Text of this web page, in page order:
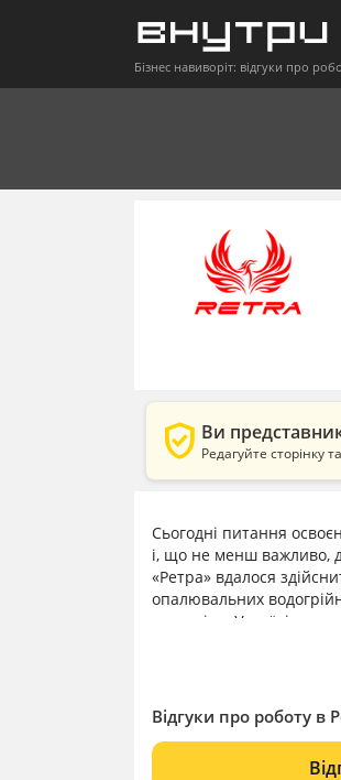
Бізнес навиворіт: відгуки про
verified_user Ви
Редагуйте сторінку
Сьогодні питання
і, що не менш важливо,
«Ретра» вдалося
опалювальних
аналогів в Україні.
Котли виробництва
котлів «Ретра»
цьому абсолютно не
Важливими аргументами
93% та простота у
Відгуки про роботу в